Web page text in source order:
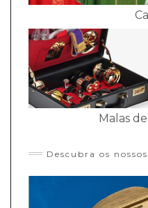
Malas
Descubra os